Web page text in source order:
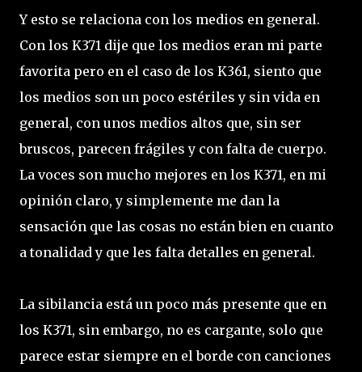
Y esto se relaciona con los medios en general.
Con los K371 dije que los medios eran mi parte
favorita pero en el caso de los K361, siento que
los medios son un poco estériles y sin vida en
general, con unos medios altos que, sin ser
bruscos, parecen frágiles y con falta de cuerpo.
La voces son mucho mejores en los K371, en mi
opinión claro, y simplemente me dan la
sensación que las cosas no están bien en cuanto
a tonalidad y que les falta detalles en general.
La sibilancia está un poco más presente que en
los K371, sin embargo, no es cargante, solo que
parece estar siempre en el borde con canciones